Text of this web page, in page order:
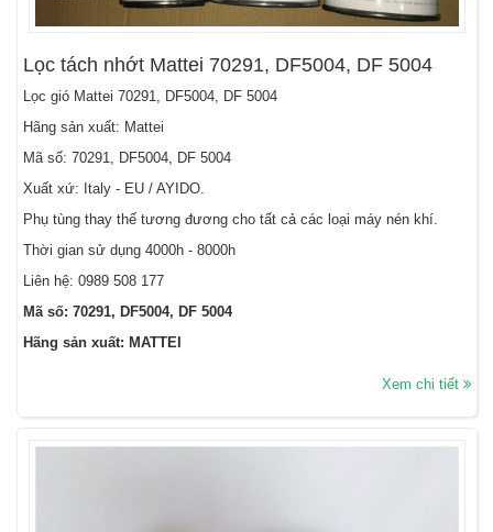
Lọc tách nhớt Mattei 70291, DF5004, DF 5004
Lọc gió Mattei 70291, DF5004, DF 5004
Hãng sản xuất: Mattei
Mã số: 70291, DF5004, DF 5004
Xuất xứ: Italy - EU / AYIDO.
Phụ tùng thay thế tương đương cho tất cả các loại máy nén khí.
Thời gian sử dụng 4000h - 8000h
Liên hệ: 0989 508 177
Mã số: 70291, DF5004, DF 5004
Hãng sản xuất: MATTEI
Xem chi tiết